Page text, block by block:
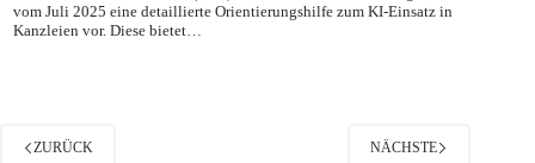
Der Deutsche Anwaltverein (DAV) mit seiner Initiativ-Stellungnahme
vom Juli 2025 eine detaillierte Orientierungshilfe zum KI-Einsatz in